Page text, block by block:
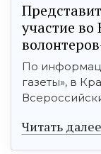
участие
По
газеты», в
Читать далее